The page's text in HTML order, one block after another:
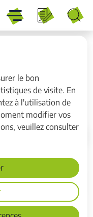
le bon
de visite. En
à l'utilisation de
modifier vos
veuillez consulter
au
Consulter
le plan du
site
Menu principal
Menu